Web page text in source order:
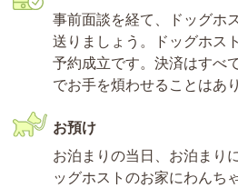
事前面談を経て、ドッグホ
送りましょう。ドッグホス
予約成立です。決済はすべ
でお手を煩わせることはあ
お預け
お泊まりの当日、お泊まり
ッグホストのお家にわんち